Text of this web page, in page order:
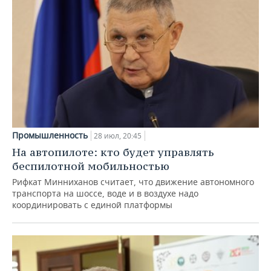
Промышленность 28 июл, 20:45
На автопилоте: кто будет управлять
беспилотной мобильностью
Рифкат Минниханов считает, что движение автономного
транспорта на шоссе, воде и в воздухе надо
координировать с единой платформы